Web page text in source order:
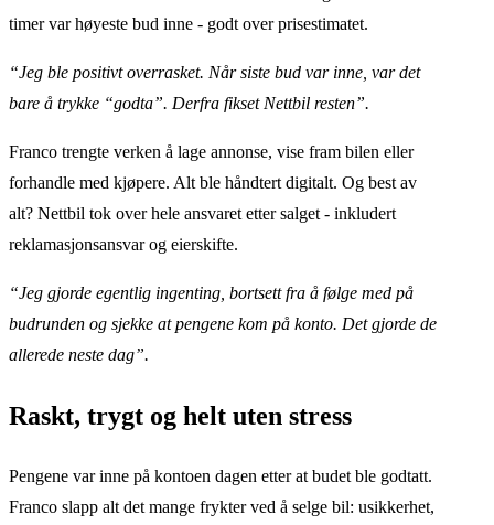
timer var høyeste bud inne - godt over prisestimatet.
“Jeg ble positivt overrasket. Når siste bud var inne, var det
bare å trykke “godta”. Derfra fikset Nettbil resten”.
Franco trengte verken å lage annonse, vise fram bilen eller
forhandle med kjøpere. Alt ble håndtert digitalt. Og best av
alt? Nettbil tok over hele ansvaret etter salget - inkludert
reklamasjonsansvar og eierskifte.
“Jeg gjorde egentlig ingenting, bortsett fra å følge med på
budrunden og sjekke at pengene kom på konto. Det gjorde de
allerede neste dag”.
Raskt, trygt og helt uten stress
Pengene var inne på kontoen dagen etter at budet ble godtatt.
Franco slapp alt det mange frykter ved å selge bil: usikkerhet,